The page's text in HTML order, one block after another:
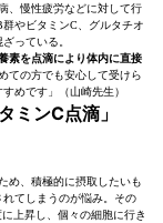
、慢性疲労などに対して行
やビタミンC、グルタチオ
っている。
素を点滴により体内に直接
ての方でも安心して受けら
めです」（山崎先生）
ミンC点滴」
め、積極的に摂取したいも
てしまうのが悩み。その
上昇し、個々の細胞に行き